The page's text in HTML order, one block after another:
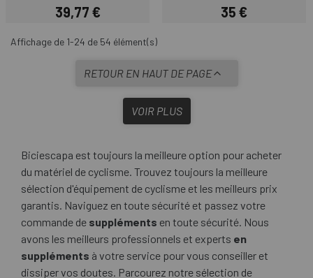
Prix
39,77 € Prix
35 €
Affichage de 1-24 de 54 élément(s)
RETOUR EN HAUT DE PAGE
VOIR PLUS
Biciescapa est toujours la meilleure option pour acheter
du matériel de cyclisme. Trouvez toujours la meilleure
sélection d'équipement de cyclisme et les meilleurs prix
garantis. Naviguez en toute sécurité et passez votre
commande de suppléments en toute sécurité. Nous
avons les meilleurs professionnels et experts en
suppléments à votre service pour vous conseiller et
dissiper vos doutes. Parcourez notre sélection de